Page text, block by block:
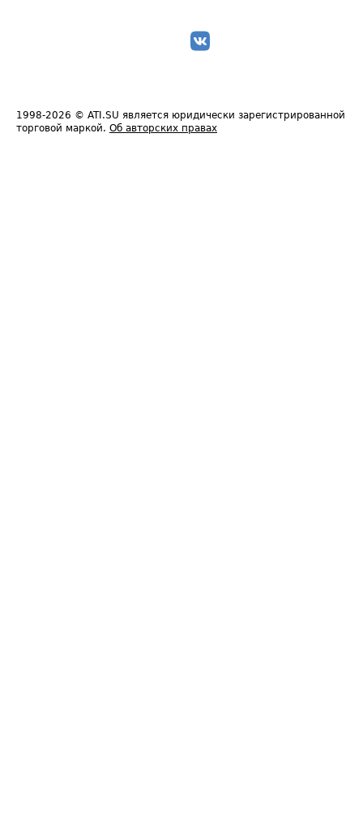
1998-2026 © ATI.SU является юридически зарегистрированной
торговой маркой. Об авторских правах